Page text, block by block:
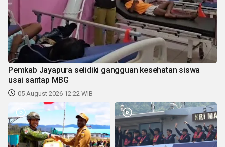
Pemkab Jayapura selidiki gangguan kesehatan siswa
usai santap MBG
05 August 2026 12:22 WIB